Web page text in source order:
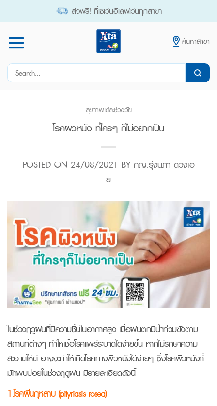
ส่งฟรี! ที่เซเว่นอีเลฟเว่นทุกสาขา
ค้นหาสาขา
Search
สุขภาพแต่ละช่วงวัย
โรคผิวหนัง ที่ใครๆ ก็ไม่อยากเป็น
POSTED ON 24/08/2021 BYภญ.รุ่งนภา ดวงเอ้
ย
ในช่วงฤดูฝนที่มีความชื้นในอากาศสูง เมื่อฝนตกมีน้ำท่วมขังตาม
สถานที่ต่างๆ ทำให้เชื้อโรคแพร่ระบาดได้ง่ายขึ้น หากไม่รักษาความ
สะอาดให้ดี อาจจะทำให้เกิดโรคทางผิวหนังได้ง่ายๆ ซึ่งโรคผิวหนังที่
มักพบบ่อยในช่วงฤดูฝน มีรายละเอียดดังนี้
1.โรคผื่นกุหลาบ (pityriasis rosea)